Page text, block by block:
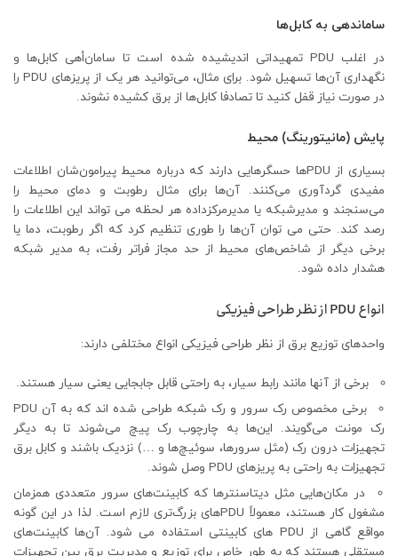
ساماندهی به کابل‌ها
در اغلب PDU تمهیداتی اندیشیده شده است تا سامان‌أهی کابل‌ها و
نگهداری آن‌ها تسهیل شود. برای مثال، می‌توانید هر یک از پریزهای PDU را
در صورت نیاز قفل کنید تا تصادفا کابل‌ها از برق کشیده نشوند.
پایش (مانیتورینگ) محیط
بسیاری از PDUها حسگرهایی دارند که درباره محیط پیرامون‌شان اطلاعات
مفیدی گردآوری می‌کنند. آن‌ها برای مثال رطوبت و دمای محیط را
می‌سنجند و مدیرشبکه یا مدیرمرکزداده هر لحظه می تواند این اطلاعات را
رصد کند. حتی می توان آن‌ها را طوری تنظیم کرد که اگر رطوبت، دما یا
برخی دیگر از شاخص‌های محیط از حد مجاز فراتر رفت، به مدیر شبکه
هشدار داده شود.
انواع PDU از نظر طراحی فیزیکی
واحدهای توزیع برق از نظر طراحی فیزیکی انواع مختلفی دارند:
برخی از آنها مانند رابط سیار، به راحتی قابل جابجایی یعنی سیار هستند.
برخی مخصوص رک سرور و رک شبکه طراحی شده اند که به آن PDU
رک مونت می‌گویند. این‌ها به چارچوب رک پیچ می‌شوند تا به دیگر
تجهیزات درون رک (مثل سرورها، سوئیچ‌ها و …) نزدیک باشند و کابل برق
تجهیزات به راحتی به پریزهای PDU وصل شوند.
در مکان‌هایی مثل دیتاسنترها که کابینت‌های سرور متعددی همزمان
مشغول کار هستند، معمولاً PDUهای بزرگ‌تری لازم است. لذا در این گونه
مواقع گاهی از PDU های کابینتی استفاده می شود. آن‌ها کابینت‌های
مستقلی هستند که به طور خاص برای توزیع و مدیریت برق بین تجهیزات